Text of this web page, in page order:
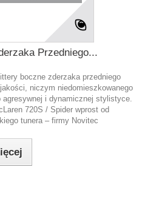
Przedniego...
boczne zderzaka przedniego
niczym niedomieszkowanego
agresywnej i dynamicznej stylistyce.
720S / Spider wprost od
tunera – firmy Novitec